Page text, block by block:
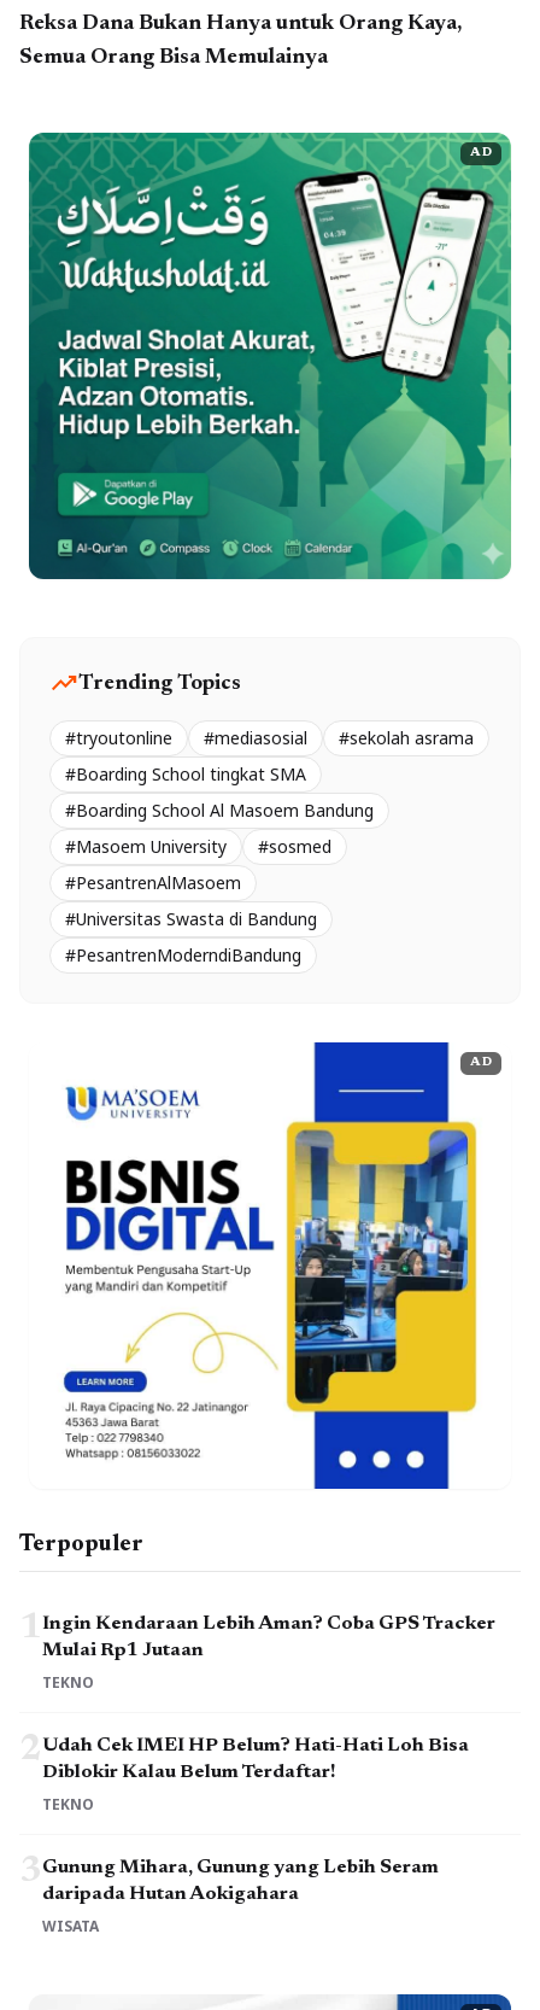
Reksa Dana Bukan Hanya untuk Orang Kaya,
Semua Orang Bisa Memulainya
AD
trending_upTrending Topics
#tryoutonline #mediasosial
#sekolah asrama
#Boarding School tingkat SMA
#Boarding School Al Masoem Bandung
#Masoem University
#sosmed
#PesantrenAlMasoem
#Universitas Swasta di Bandung
#PesantrenModerndiBandung
AD
Terpopuler
1Ingin Kendaraan Lebih Aman? Coba GPS Tracker
Mulai Rp1 Jutaan
TEKNO
2Udah Cek IMEI HP Belum? Hati-Hati Loh Bisa
Diblokir Kalau Belum Terdaftar!
TEKNO
3Gunung Mihara, Gunung yang Lebih Seram
daripada Hutan Aokigahara
WISATA